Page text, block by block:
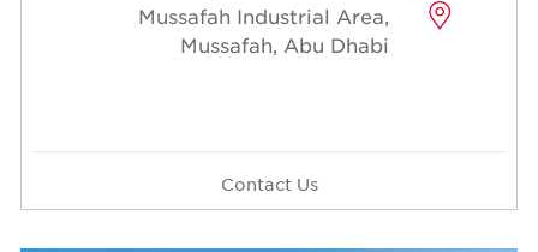
Mussafah Industrial Area,
Mussafah, Abu Dhabi
Contact Us